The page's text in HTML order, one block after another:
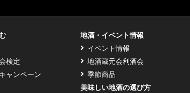
検定
ャンペーン
地酒・イベント情報
イベント情報
地酒蔵元会利酒会
季節商品
美味しい地酒の選び方